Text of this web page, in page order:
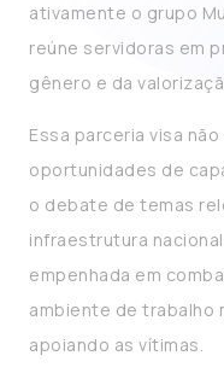
ativamente o grupo
reúne servidoras em
gênero e da
Essa parceria visa
oportunidades de
o debate de temas
infraestrutura
empenhada em
ambiente de trabalho
apoiando as vítimas.